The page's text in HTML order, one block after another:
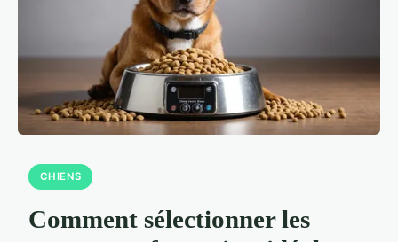
CHIENS
Comment sélectionner les